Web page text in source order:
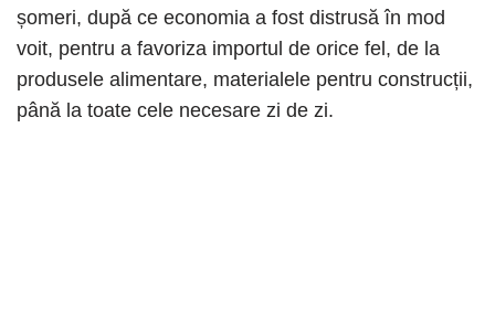
șomeri, după ce economia a fost distrusă în mod
voit, pentru a favoriza importul de orice fel, de la
produsele alimentare, materialele pentru construcții,
până la toate cele necesare zi de zi.